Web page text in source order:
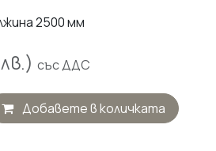
2500 мм
лв.) със ДДС
Добавете в количката